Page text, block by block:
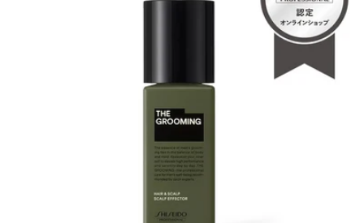
ーダルで0のメディアを開く